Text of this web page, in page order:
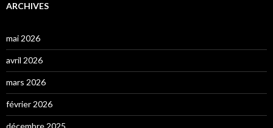
ARCHIVES
mai 2026
avril 2026
mars 2026
février 2026